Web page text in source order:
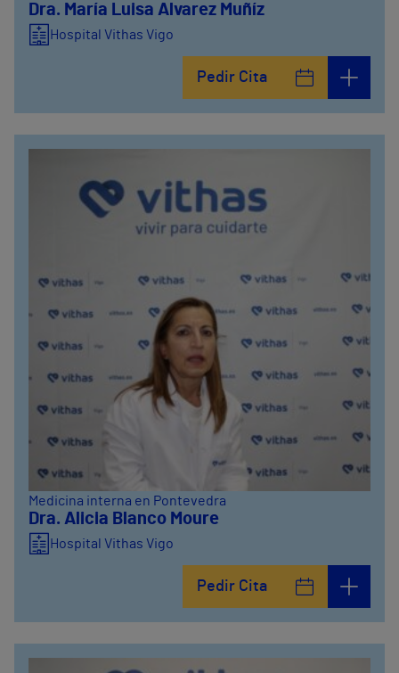
Dra. María Luisa Alvarez Muñíz
Hospital Vithas Vigo
Pedir Cita
Medicina interna en Pontevedra
Dra. Alicia Blanco Moure
Hospital Vithas Vigo
Pedir Cita